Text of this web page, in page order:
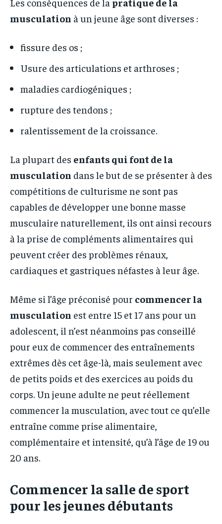
musculation à un jeune âge sont diverses :
fissure des os ;
Usure des articulations et arthroses ;
maladies cardiogéniques ;
rupture des tendons ;
ralentissement de la croissance.
La plupart des enfants qui font de la
musculation dans le but de se présenter à des
compétitions de culturisme ne sont pas
capables de développer une bonne masse
musculaire naturellement, ils ont ainsi recours
à la prise de compléments alimentaires qui
peuvent créer des problèmes rénaux,
cardiaques et gastriques néfastes à leur âge.
Même si l’âge préconisé pour commencer la
musculation est entre 15 et 17 ans pour un
adolescent, il n’est néanmoins pas conseillé
pour eux de commencer des entraînements
extrêmes dès cet âge-là, mais seulement avec
de petits poids et des exercices au poids du
corps. Un jeune adulte ne peut réellement
commencer la musculation, avec tout ce qu’elle
entraîne comme prise alimentaire,
complémentaire et intensité, qu’à l’âge de 19 ou
20 ans.
Commencer la salle de sport
pour les jeunes débutants